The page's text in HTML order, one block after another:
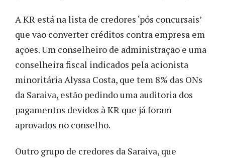
A KR está na lista de credores ‘pós concursais’
que vão converter créditos contra empresa em
ações. Um conselheiro de administração e uma
conselheira fiscal indicados pela acionista
minoritária Alyssa Costa, que tem 8% das ONs
da Saraiva, estão pedindo uma auditoria dos
pagamentos devidos à KR que já foram
aprovados no conselho.
Outro grupo de credores da Saraiva, que